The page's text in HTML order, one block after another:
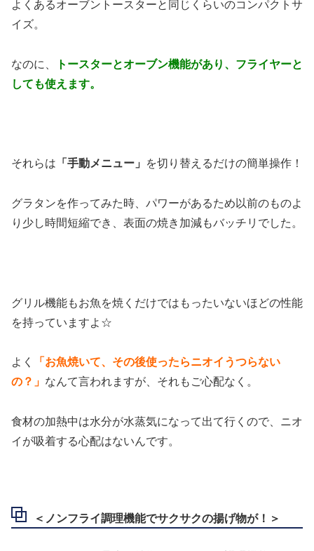
よくあるオーブントースターと同じくらいのコンパクトサ
イズ。
なのに、
トースターとオーブン機能があり、フライヤーと
しても使えます。
それらは 「手動メニュー」 を切り替えるだけの簡単操作！
グラタンを作ってみた時、パワーがあるため以前のものよ
り少し時間短縮でき、表面の焼き加減もバッチリでした。
グリル機能もお魚を焼くだけではもったいないほどの性能
を持っていますよ☆
よく
「お魚焼いて、その後使ったらニオイうつらない
の？」 なんて言われますが、それもご心配なく。
食材の加熱中は水分が水蒸気になって出て行くので、ニオ
イが吸着する心配はないんです。
＜ノンフライ調理機能でサクサクの揚げ物が！＞